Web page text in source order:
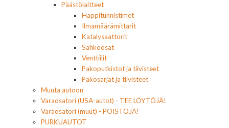
Päästölaitteet
Happitunnistimet
Ilmamäärämittarit
Katalysaattorit
Sähköosat
Venttiilit
Pakoputkistot ja tiivisteet
Pakosarjat ja tiivisteet
Muuta autoon
Varaosatori (USA-autot) - TEE LÖYTÖJÄ!
Varaosatori (muut) - POISTOJA!
PURKUAUTOT